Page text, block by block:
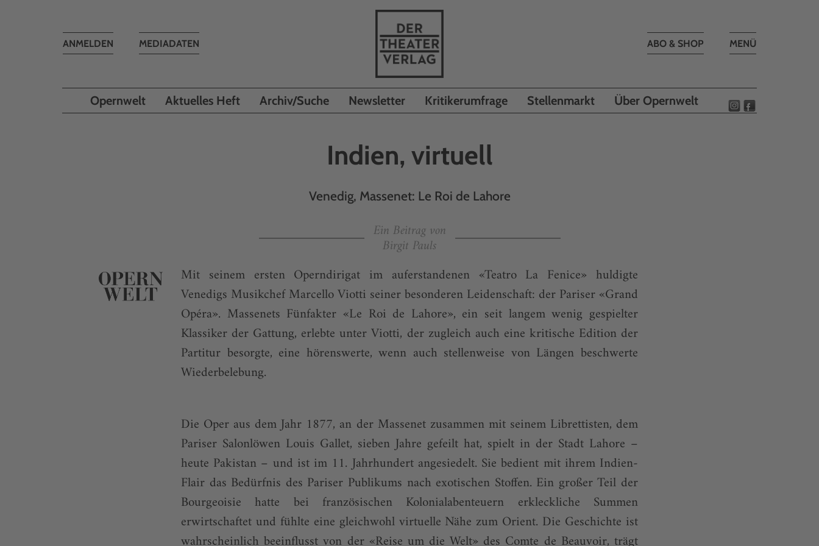
Toggle
MENÜ
ABO & SHOP
MEDIADATEN
Toggle
ANMELDEN
Opernwelt Aktuelles Heft Archiv/Suche Newsletter Kritikerumfrage Stellenmarkt Über Opernwelt
Indien, virtuell
Venedig, Massenet: Le Roi de Lahore
Ein Beitrag von
Birgit Pauls
Mit seinem ersten Operndirigat im auferstandenen «Teatro La Fenice» huldigte
Venedigs Musikchef Marcello Viotti seiner besonderen Leidenschaft: der Pariser «Grand
Opéra». Massenets Fünfakter «Le Roi de Lahore», ein seit langem wenig gespielter
Klassiker der Gattung, erlebte unter Viotti, der zugleich auch eine kritische Edition der
Partitur besorgte, eine hörenswerte, wenn auch stellenweise von Längen beschwerte
Wiederbelebung.
Die Oper aus dem Jahr 1877, an der Massenet zusammen mit seinem Librettisten, dem
Pariser Salonlöwen Louis Gallet, sieben Jahre gefeilt hat, spielt in der Stadt Lahore –
heute Pakistan – und ist im 11. Jahrhundert angesiedelt. Sie bedient mit ihrem Indien-
Flair das Bedürfnis des Pariser Publikums nach exotischen Stoffen. Ein großer Teil der
Bourgeoisie hatte bei französischen Kolonialabenteuern erkleckliche Summen
erwirtschaftet und fühlte eine gleichwohl virtuelle Nähe zum Orient. Die Geschichte ist
wahrscheinlich beeinflusst von der «Reise um die Welt» des Comte de Beauvoir, trägt